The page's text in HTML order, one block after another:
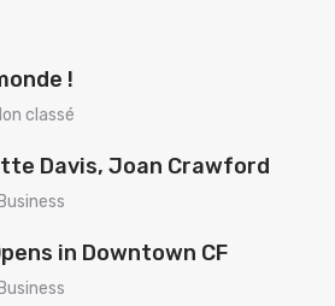
!
classé
Davis, Joan Crawford
Business
in Downtown CF
Business